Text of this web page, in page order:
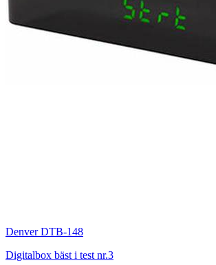
Denver DTB-148
Digitalbox bäst i test nr.3